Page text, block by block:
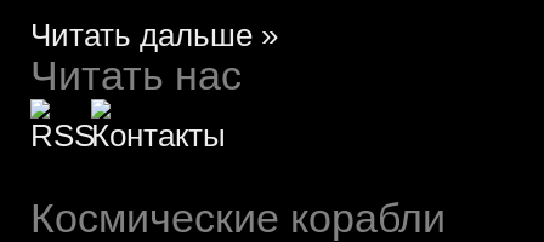
Читать дальше »
Читать нас
Космические корабли